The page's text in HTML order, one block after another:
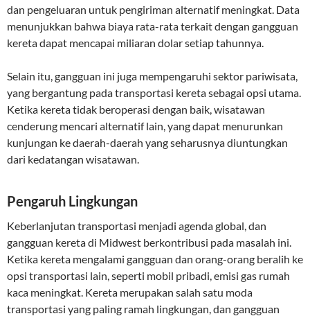
dan pengeluaran untuk pengiriman alternatif meningkat. Data
menunjukkan bahwa biaya rata-rata terkait dengan gangguan
kereta dapat mencapai miliaran dolar setiap tahunnya.
Selain itu, gangguan ini juga mempengaruhi sektor pariwisata,
yang bergantung pada transportasi kereta sebagai opsi utama.
Ketika kereta tidak beroperasi dengan baik, wisatawan
cenderung mencari alternatif lain, yang dapat menurunkan
kunjungan ke daerah-daerah yang seharusnya diuntungkan
dari kedatangan wisatawan.
Pengaruh Lingkungan
Keberlanjutan transportasi menjadi agenda global, dan
gangguan kereta di Midwest berkontribusi pada masalah ini.
Ketika kereta mengalami gangguan dan orang-orang beralih ke
opsi transportasi lain, seperti mobil pribadi, emisi gas rumah
kaca meningkat. Kereta merupakan salah satu moda
transportasi yang paling ramah lingkungan, dan gangguan